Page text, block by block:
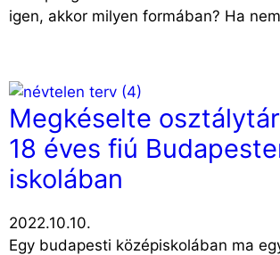
igen, akkor milyen formában? Ha
Megkéselte
18 éves fiú
iskolában
2022.10.10.
Egy budapesti középiskolában ma